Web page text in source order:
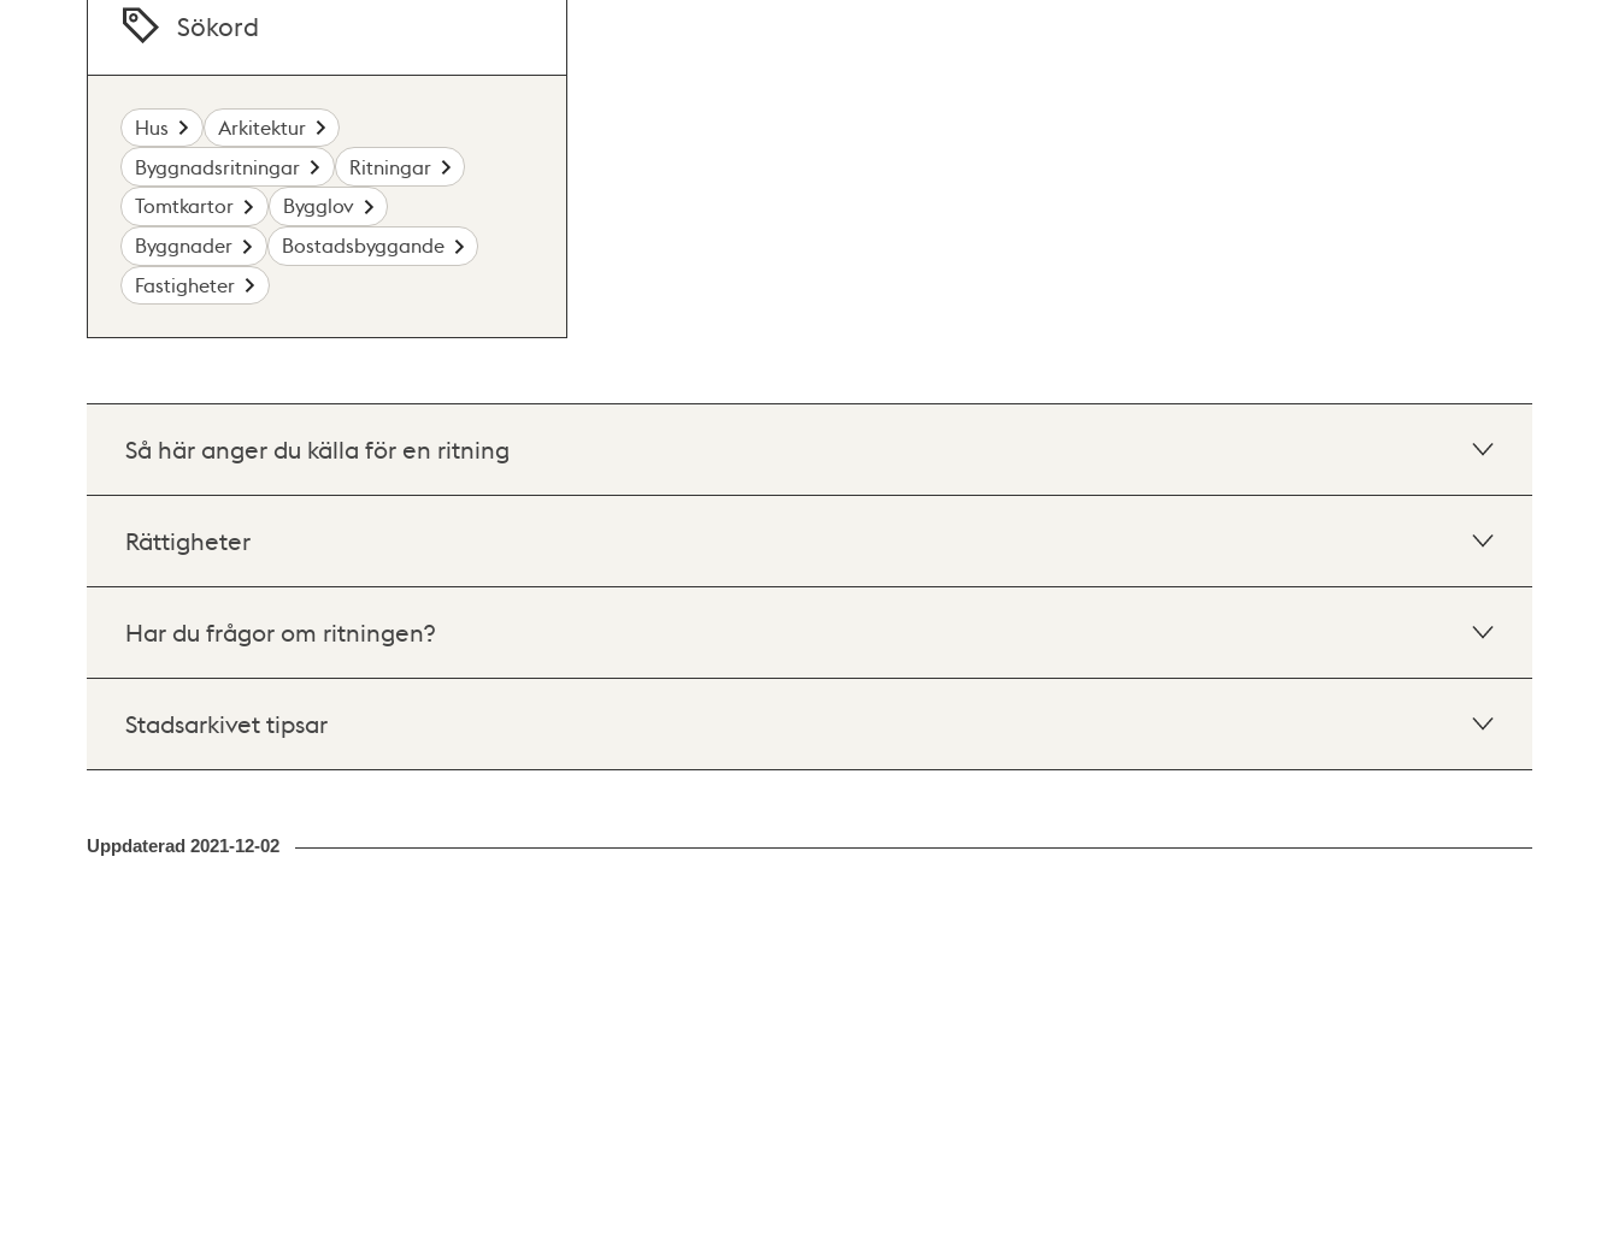
Sökord
Hus
Arkitektur
Byggnadsritningar
Ritningar
Tomtkartor
Bygglov
Byggnader
Bostadsbyggande
Fastigheter
Så här anger du källa för en ritning
Rättigheter
Har du frågor om ritningen?
Stadsarkivet tipsar
Uppdaterad 2021-12-02